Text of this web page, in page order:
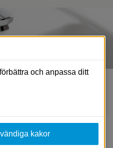
och anpassa ditt
kakor